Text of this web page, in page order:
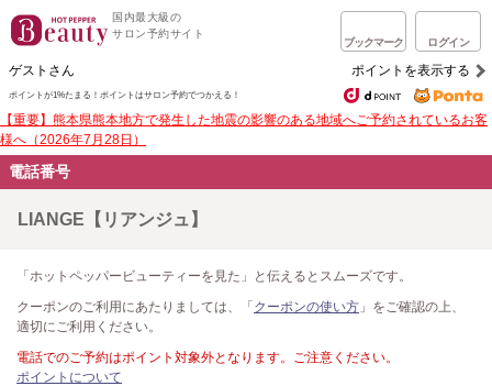
国内最大級の
サロン予約サイト
ブックマーク ログイン
ゲストさん ポイントを表示する
ポイントが1%たまる！ ポイントはサロン予約でつかえる！
【重要】熊本県熊本地方で発生した地震の影響のある地域へご予約されているお客
様へ（2026年7月28日）
電話番号
LIANGE【リアンジュ】
「ホットペッパービューティーを見た」と伝えるとスムーズです。
クーポンのご利用にあたりましては、「 クーポンの使い方 」をご確認の上、
適切にご利用ください。
電話でのご予約はポイント対象外となります。ご注意ください。
ポイントについて